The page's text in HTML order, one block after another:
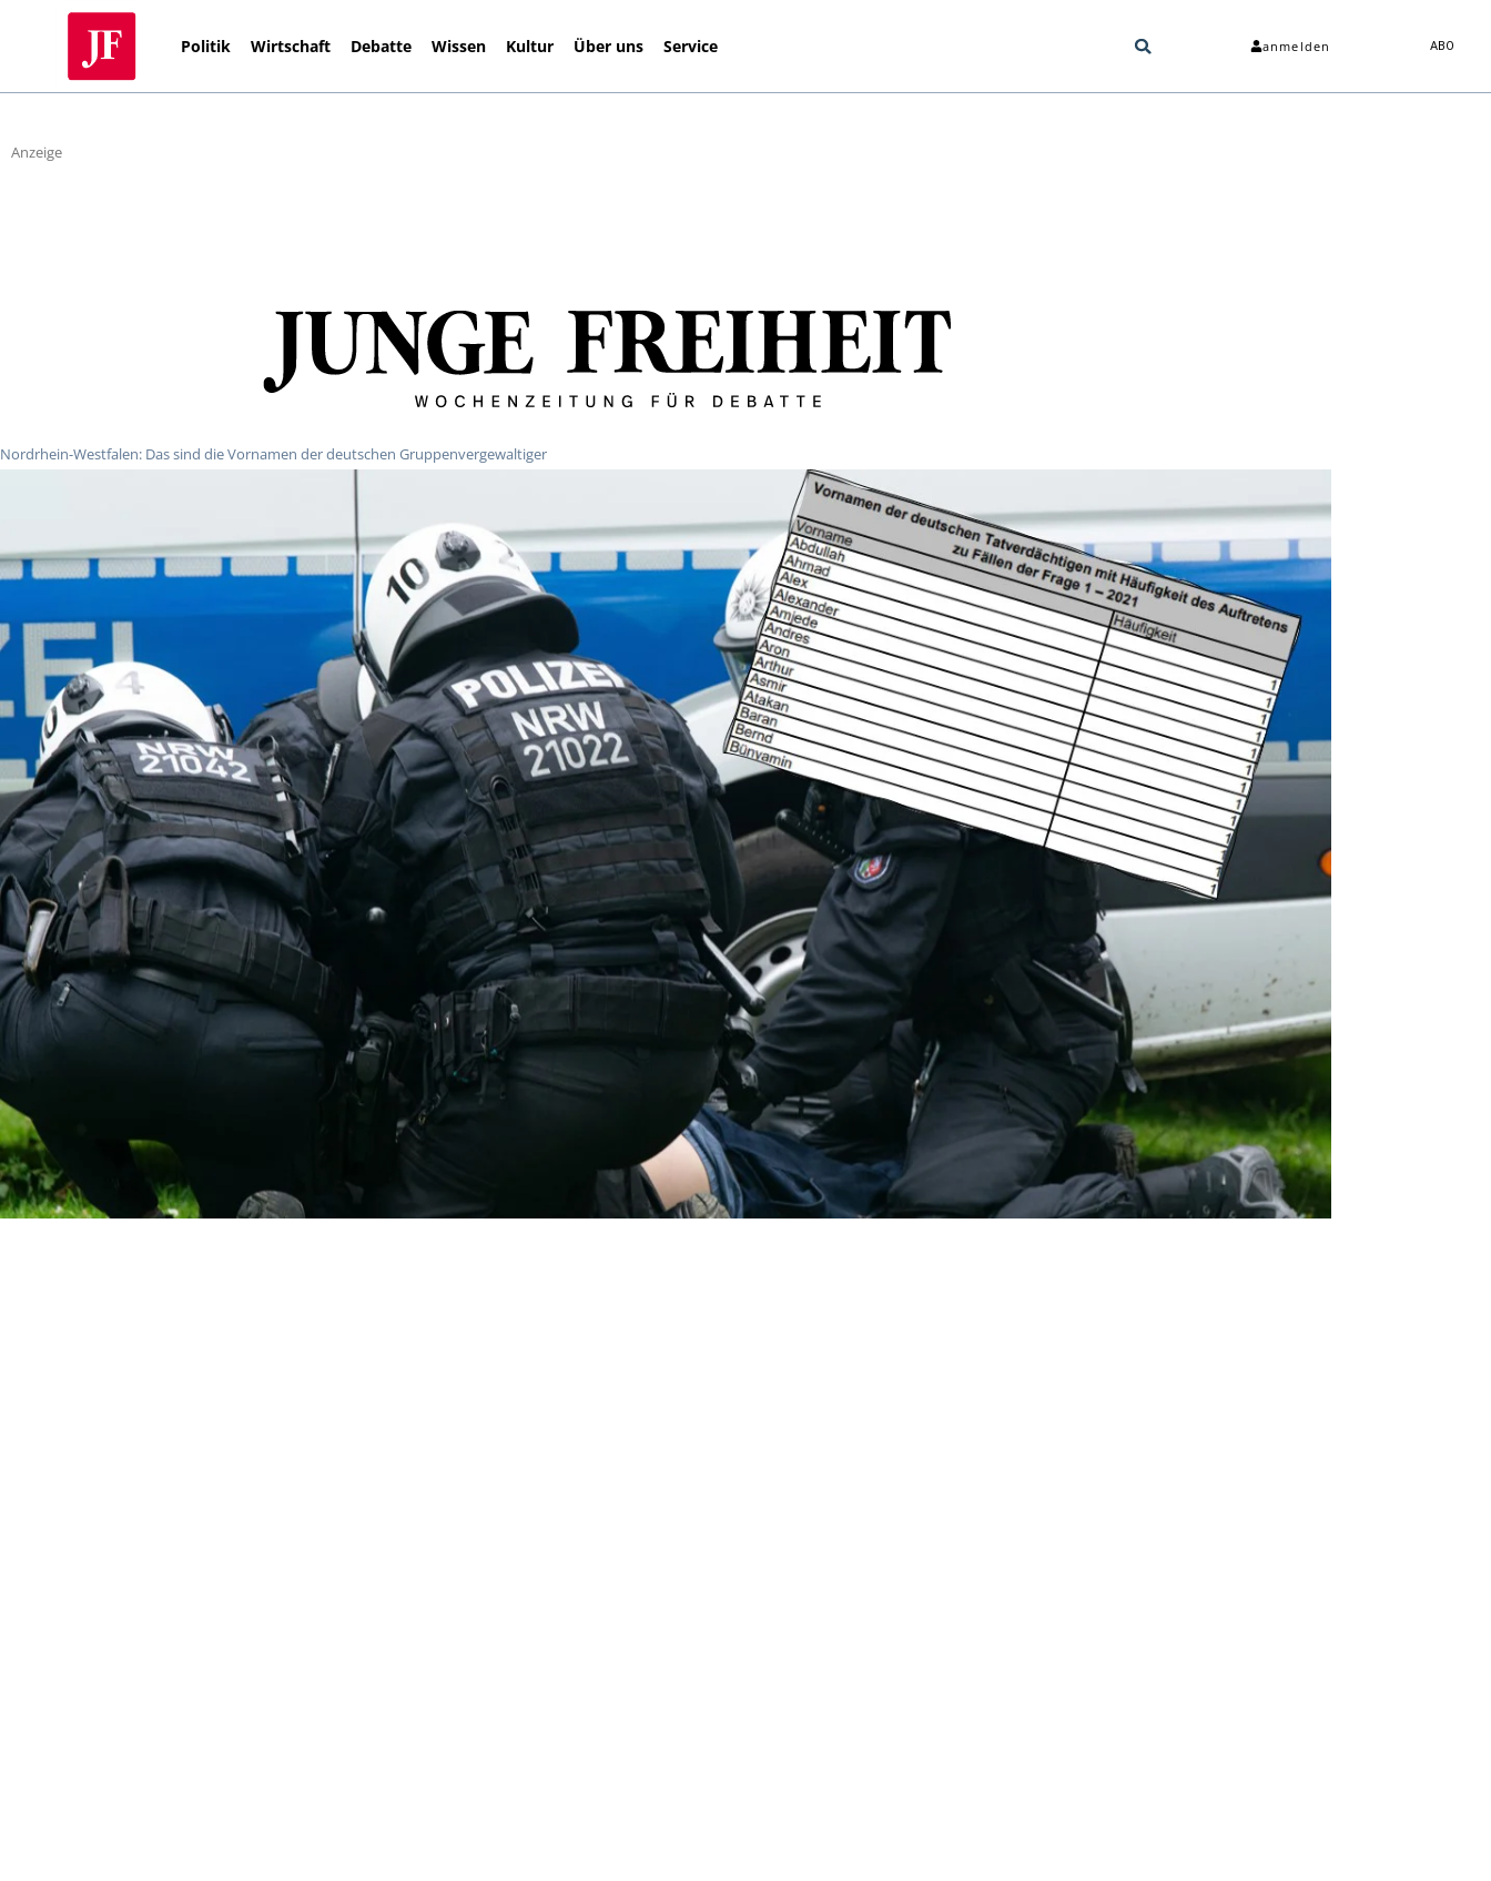
Politik Wirtschaft Debatte Wissen Kultur Über uns Service anmelden ABO
Anzeige
Nordrhein-Westfalen: Das sind die Vornamen der deutschen Gruppenvergewaltiger